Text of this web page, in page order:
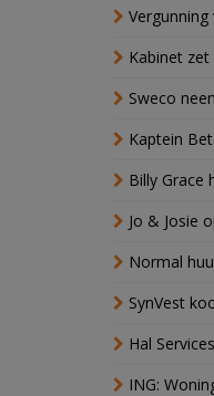
Kabinet
Sweco
Kaptein
Billy
Jo & Josie
Normal
SynVest
Hal
ING: